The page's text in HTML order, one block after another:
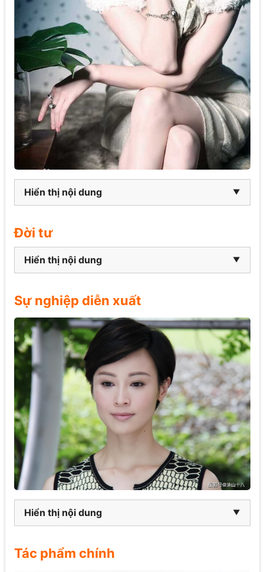
Hiển thị nội dung
Đời tư
Hiển thị nội dung
Sự nghiệp diễn xuất
Hiển thị nội dung
Tác phẩm chính